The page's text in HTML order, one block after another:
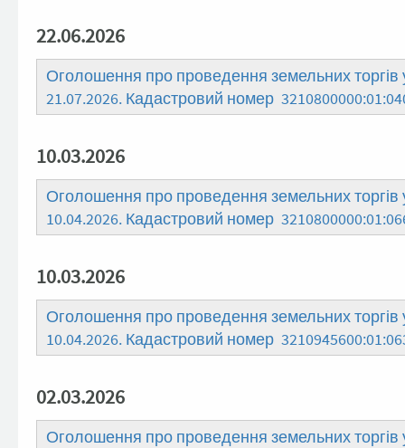
22.06.2026
Оголошення про проведення земельних
21.07.2026. Кадастровий номер
10.03.2026
Оголошення про проведення земельних
10.04.2026. Кадастровий номер
10.03.2026
Оголошення про проведення земельних
10.04.2026. Кадастровий номер
02.03.2026
Оголошення про проведення земельних